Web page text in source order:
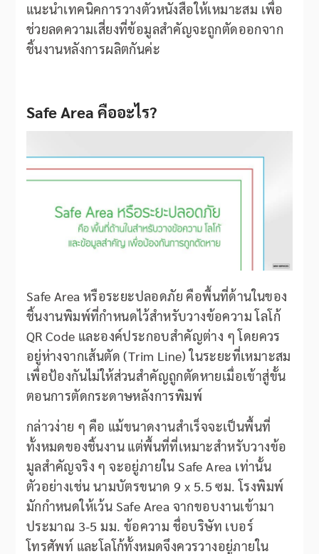
แนะนำเทคนิคการวางตัวหนังสือให้เหมาะสม เพื่อ
ช่วยลดความเสี่ยงที่ข้อมูลสำคัญจะถูกตัดออกจาก
ชิ้นงานหลังการผลิตกันค่ะ
Safe Area คืออะไร?
Safe Area หรือระยะปลอดภัย คือพื้นที่ด้านในของ
ชิ้นงานพิมพ์ที่กำหนดไว้สำหรับวางข้อความ โลโก้
QR Code และองค์ประกอบสำคัญต่าง ๆ โดยควร
อยู่ห่างจากเส้นตัด (Trim Line) ในระยะที่เหมาะสม
เพื่อป้องกันไม่ให้ส่วนสำคัญถูกตัดหายเมื่อเข้าสู่ขั้น
ตอนการตัดกระดาษหลังการพิมพ์
กล่าวง่าย ๆ คือ แม้ขนาดงานสำเร็จจะเป็นพื้นที่
ทั้งหมดของชิ้นงาน แต่พื้นที่ที่เหมาะสำหรับวางข้อ
มูลสำคัญจริง ๆ จะอยู่ภายใน Safe Area เท่านั้น
ตัวอย่างเช่น นามบัตรขนาด 9 x 5.5 ซม. โรงพิมพ์
มักกำหนดให้เว้น Safe Area จากขอบงานเข้ามา
ประมาณ 3-5 มม. ข้อความ ชื่อบริษัท เบอร์
โทรศัพท์ และโลโก้ทั้งหมดจึงควรวางอยู่ภายใน